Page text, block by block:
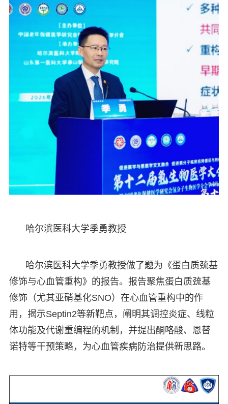
哈尔滨医科大学季勇教授
哈尔滨医科大学季勇教授做了题为《蛋白质巯基
修饰与心血管重构》的报告。报告聚焦蛋白质巯基
修饰（尤其亚硝基化SNO）在心血管重构中的作
用，揭示Septin2等新靶点，阐明其调控炎症、线粒
体功能及代谢重编程的机制，并提出酮咯酸、恩替
诺特等干预策略，为心血管疾病防治提供新思路。